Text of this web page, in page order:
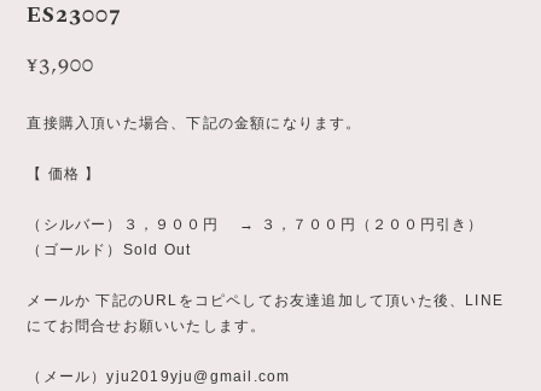
ES23007
¥3,900
直接購入頂いた場合、下記の金額になります。
【 価格 】
（シルバー）３，９００円 → ３，７００円（２００円引き）
（ゴールド）Sold Out
メールか 下記のURLをコピペしてお友達追加して頂いた後、LINE
にてお問合せお願いいたします。
（メール）yju2019yju@gmail.com